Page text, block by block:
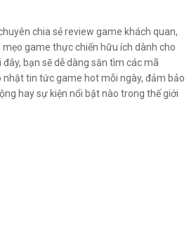
chia sẻ review game khách quan,
game thực chiến hữu ích dành cho
bạn sẽ dễ dàng săn tìm các mã
tin tức game hot mỗi ngày, đảm bảo
hay sự kiện nổi bật nào trong thế giới